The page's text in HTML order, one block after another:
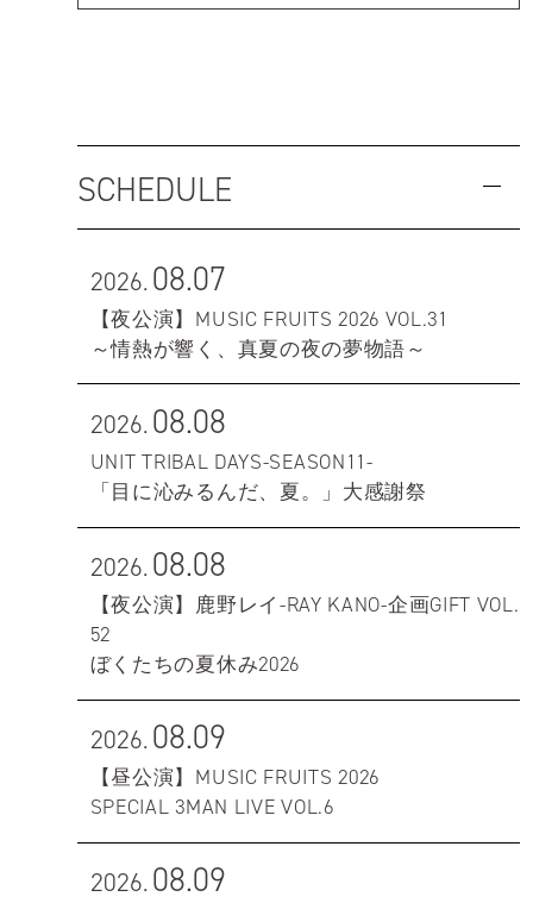
SCHEDULE
2026.08.07
【夜公演】MUSIC FRUITS 2026 VOL.31
～情熱が響く、真夏の夜の夢物語～
2026.08.08
UNIT TRIBAL DAYS-SEASON11-
「目に沁みるんだ、夏。」大感謝祭
2026.08.08
【夜公演】鹿野レイ-RAY KANO-企画GIFT VOL.
52
ぼくたちの夏休み2026
2026.08.09
【昼公演】MUSIC FRUITS 2026
SPECIAL 3MAN LIVE VOL.6
2026.08.09